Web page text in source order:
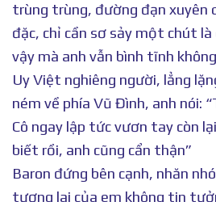
trùng trùng, đường đạn xuyên
đặc, chỉ cần sơ sảy một chút
vậy mà anh vẫn bình tĩnh
Uy Việt nghiêng người, lẳng
ném về phía Vũ Đình, anh nói:
Cô ngay lập tức vươn tay còn
biết rồi, anh cũng cẩn thận”
Baron đứng bên cạnh, nhăn
tương lai của em không tin